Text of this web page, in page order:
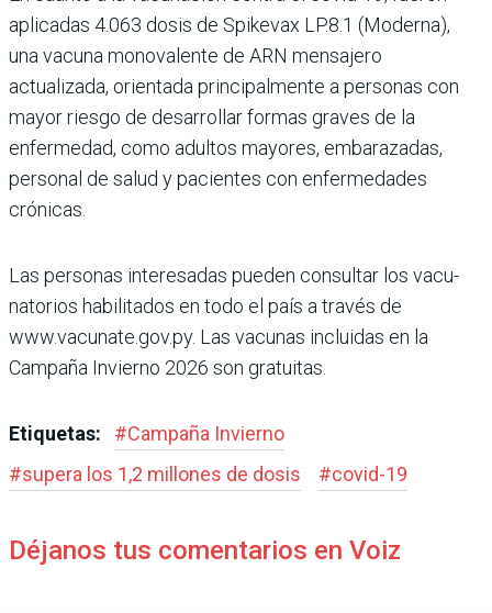
aplicadas 4.063 dosis de Spikevax LP.8.1 (Moderna),
una vacuna monovalente de ARN mensajero
actualizada, orientada principalmente a personas con
mayor riesgo de desarrollar formas gra­ves de la
enfermedad, como adultos mayores, embara­zadas,
personal de salud y pacientes con enfermeda­des
crónicas.
Las personas interesadas pueden consultar los vacu­
natorios habilitados en todo el país a través de
www.vacunate.gov.py. Las vacu­nas incluidas en la
Campaña Invierno 2026 son gratuitas.
Etiquetas: #Campaña Invierno
#supera los 1,2 millones de dosis #covid-19
Déjanos tus comentarios en Voiz